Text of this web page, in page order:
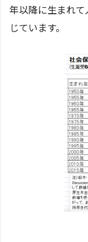
年以降に生まれ
じています。